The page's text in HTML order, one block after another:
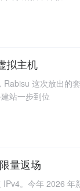
拟主机
这次放出
站一步到位
量返场
。今年 2026